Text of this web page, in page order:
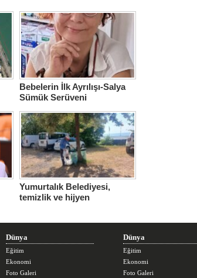
Bebelerin İlk Ayrılışı-Salya
Sümük Serüveni
Yumurtalık Belediyesi,
temizlik ve hijyen
Dünya
Eğitim
Ekonomi
Foto Galeri
Dünya
Eğitim
Ekonomi
Foto Galeri